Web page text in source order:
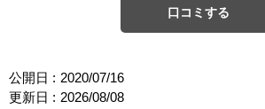
口コミする
公開日 : 2020/07/16
更新日 : 2026/08/08